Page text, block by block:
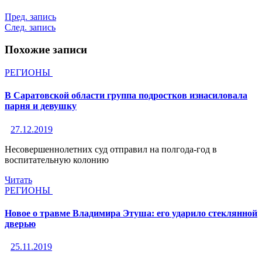
Пред. запись
След. запись
Похожие записи
РЕГИОНЫ
В Саратовской области группа подростков изнасиловала
парня и девушку
27.12.2019
Несовершеннолетних суд отправил на полгода-год в
воспитательную колонию
Читать
РЕГИОНЫ
Новое о травме Владимира Этуша: его ударило стеклянной
дверью
25.11.2019